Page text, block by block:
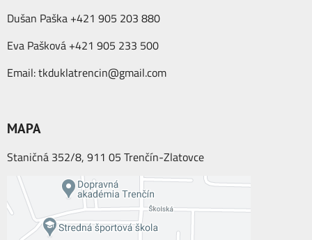
Dušan Paška +421 905 203 880
Eva Pašková +421 905 233 500
Email:tkduklatrencin@gmail.com
MAPA
Staničná 352/8, 911 05 Trenčín-Zlatovce
Externý obsah je blokovaný Voľbami